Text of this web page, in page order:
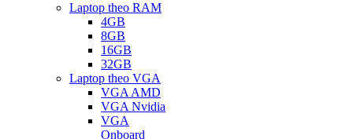
Laptop theo RAM
4GB
8GB
16GB
32GB
Laptop theo VGA
VGA AMD
VGA Nvidia
VGA
Onboard